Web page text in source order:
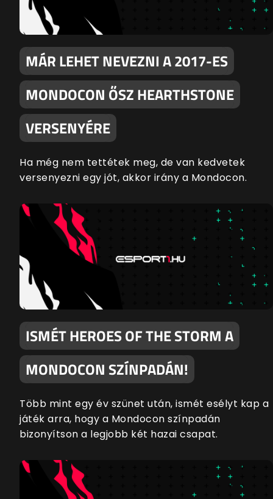
MÁR LEHET NEVEZNI A 2017-ES
MONDOCON ŐSZ HEARTHSTONE
VERSENYÉRE
Ha még nem tettétek meg, de van kedvetek
versenyezni egy jót, akkor irány a Mondocon.
ISMÉT HEROES OF THE STORM A
MONDOCON SZÍNPADÁN!
Több mint egy év szünet után, ismét esélyt kap a
játék arra, hogy a Mondocon színpadán
bizonyítson a legjobb két hazai csapat.